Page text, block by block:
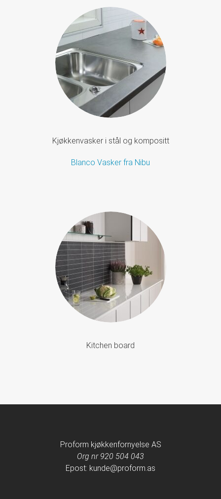
Kjøkkenvasker i stål og kompositt
Blanco Vasker fra Nibu
Kitchen board
Proform kjøkkenfornyelse AS
Org nr 920 504 043
Epost: kunde@proform.as